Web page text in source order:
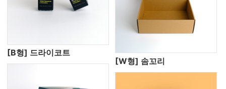
[B형] 드라이코트
[W형] 솜꼬리